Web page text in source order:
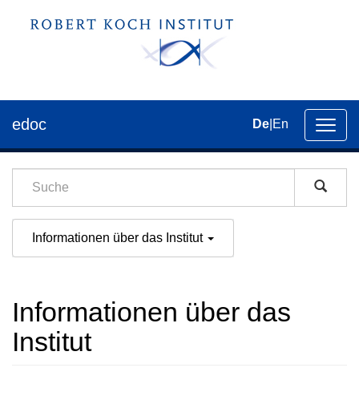
der
edoc De En
Informationen über das Institut
Informationen über das
Institut